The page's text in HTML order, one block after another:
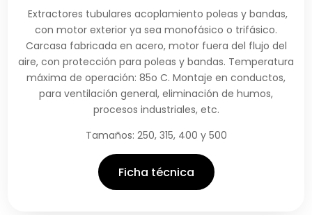
Extractores tubulares acoplamiento poleas y bandas,
con motor exterior ya sea monofásico o trifásico.
Carcasa fabricada en acero, motor fuera del flujo del
aire, con protección para poleas y bandas. Temperatura
máxima de operación: 85o C. Montaje en conductos,
para ventilación general, eliminación de humos,
procesos industriales, etc.
Tamaños: 250, 315, 400 y 500
Ficha técnica